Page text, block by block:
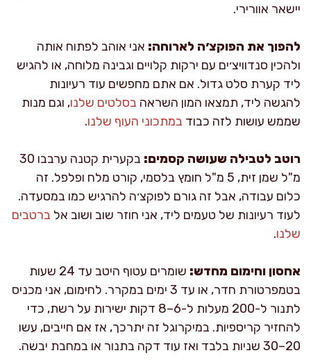
יישאר אוורירי.
להפוך את הפוקצ׳ה לארוחה: אני אוהב לפתוח אותה
ולהכין סנדוויצ׳ים עם ירקות קלויים וגבינה מלוחה, או להגיש
ליד קערת סלט גדול. אם אתם מחפשים עוד רעיונות
להגשה ליד, תמצאו המון השראה בסלטים שלנו, וגם מנות
שממש עושות לזה כבוד במתכוני העוף שלנו.
רוטב לטבילה שעושה קסמים:
בקערית קטנה ערבבו 30
מ"ל שמן זית, 5 מ"ל חומץ בלסמי, קורט מלח ופלפל. זה
כלום עבודה, אבל זה גורם לפוקצ׳ה להרגיש כמו במסעדה.
לעוד רעיונות של טעמים ליד, אני חוזר שוב ושוב אל ברטבים
שלנו.
אחסון וחימום מחדש:
שומרים עטוף היטב עד 24 שעות
בטמפרטורת חדר, או עד 3 ימים במקרר. לחימום, אני מכניס
לתנור ל-200 מעלות ל-6–8 דקות ישירות על רשת, כדי
להחזיר קריספיות. במיקרוגל זה יתרכך, אז אם חייבים, עשו
20–30 שניות בלבד ואז עוד דקה בתנור או במחבת יבשה.